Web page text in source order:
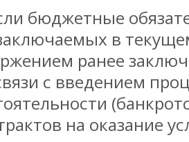
бюджетные
в
ранее
с введением
на оказание